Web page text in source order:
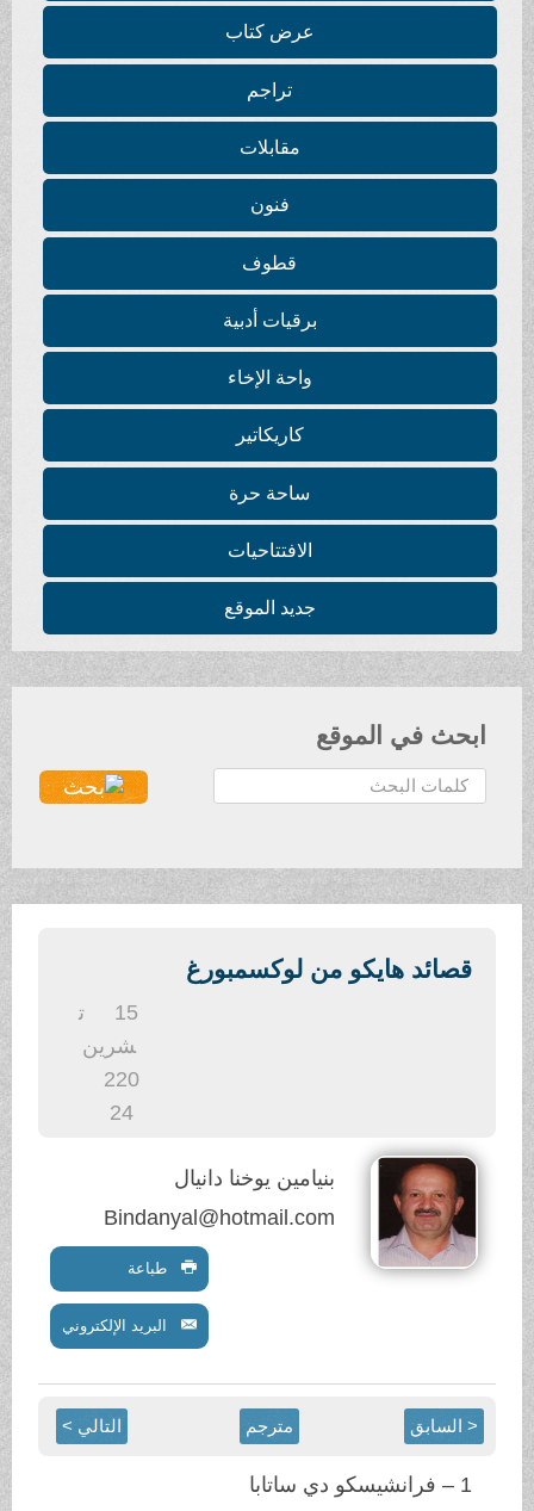
عرض كتاب
تراجم
مقابلات
فنون
قطوف
برقيات أدبية
واحة الإخاء
كاريكاتير
ساحة حرة
الافتتاحيات
جديد الموقع
ابحث في الموقع
ح
ث
قصائد هايكو من لوكسمبورغ
شرين
220
24
بنيامين يوخنا دانيال
Bindanyal@hotmail.com
طباعة
البريد الإلكتروني
< السابق مترجم التالي >